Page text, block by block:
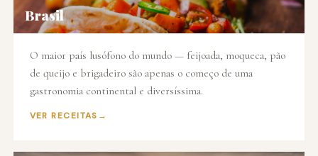
Brasil
O maior país lusófono do mundo — feijoada, moqueca, pão
de queijo e brigadeiro são apenas o começo de uma
gastronomia continental e diversíssima.
VER RECEITAS